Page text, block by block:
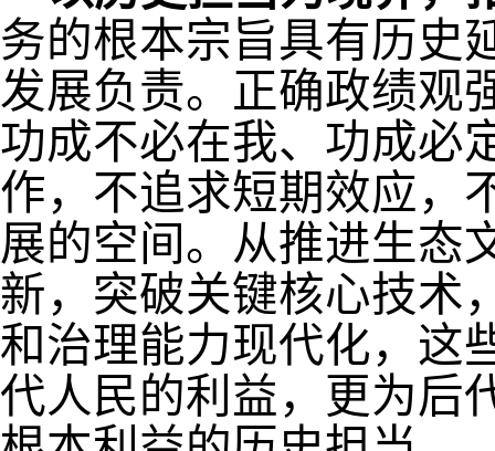
务的根本宗旨具有历史
发展负责。正确政绩观
功成不必在我、功成必
作，不追求短期效应，
展的空间。从推进生态
新，突破关键核心技术
和治理能力现代化，这
代人民的利益，更为后